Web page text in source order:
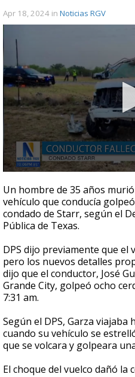
Apr 18, 2024 in Noticias RGV
seconds
of
27
seconds
Un hombre de 35 años
vehículo que conducía
condado de Starr, según el
Pública de Texas.
DPS dijo previamente que el
pero los nuevos detalles
dijo que el conductor, José
Grande City, golpeó ocho
7:31 am.
Según el DPS, Garza viajaba
cuando su vehículo se
que se volcara y golpeara
El choque del vuelco dañó la